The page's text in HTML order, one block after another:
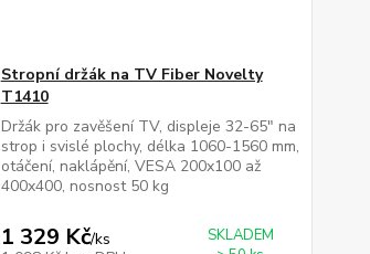
Stropní držák na TV Fiber Novelty
T1410
Držák pro zavěšení TV, displeje 32-65" na
strop i svislé plochy, délka 1060-1560 mm,
otáčení, naklápění, VESA 200x100 až
400x400, nosnost 50 kg
1 329 Kč/ks
SKLADEM